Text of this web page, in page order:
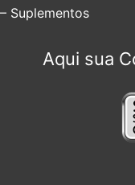
– Suplementos
Aqui sua